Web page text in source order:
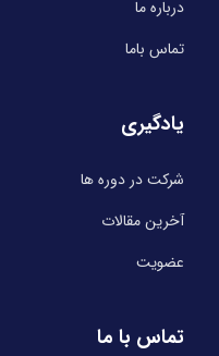
درباره ما
تماس باما
یادگیری
شرکت در دوره ها
آخرین مقالات
عضویت
تماس با ما